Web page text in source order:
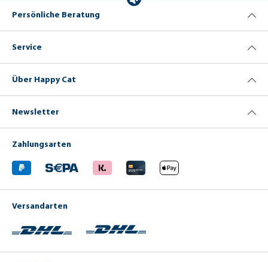
Persönliche Beratung
Service
Über Happy Cat
Newsletter
Zahlungsarten
Versandarten